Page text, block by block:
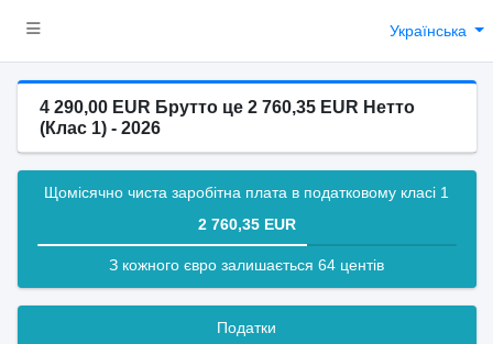
Українська
4 290,00 EUR Брутто це 2 760,35 EUR Нетто
(Клас 1) - 2026
Щомісячно чиста заробітна плата в податковому класі 1
2 760,35 EUR
З кожного євро залишається 64 центів
Податки